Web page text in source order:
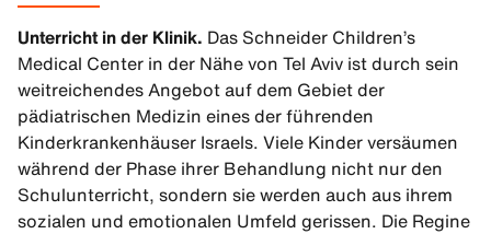
Unterricht in der Klinik. Das Schneider Children’s
Medical Center in der Nähe von Tel Aviv ist durch sein
weitreichendes Angebot auf dem Gebiet der
pädiatrischen Medizin eines der führenden
Kinderkrankenhäuser Israels. Viele Kinder versäumen
während der Phase ihrer Behandlung nicht nur den
Schulunterricht, sondern sie werden auch aus ihrem
sozialen und emotionalen Umfeld gerissen. Die Regine